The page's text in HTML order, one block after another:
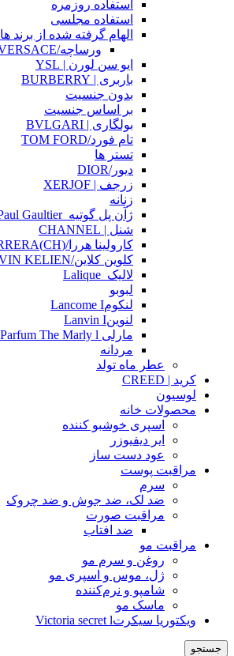
استفاده روزمره
استفاده مجلسی
الهام گرفته شده از برند ها
ورساچه/VERSACE
ایو سن لورن | YSL
باربری | BURBERRY
بدون جنسیت
بر اساس جنسیت
بولگاری | BVLGARI
تام فورد/TOM FORD
تستر ها
دیور/DIOR
زرجف | XERJOF
زنانه
ژآن پل گوتیه_Jean Paul Gaultier
شنل | CHANNEL
کارولینا هررا/(CH)CAROLINA HERRERA
کلوین کلاین/CALVIN KELIEN
لالیک_Lalique
لبوبو
لنکومLancome I
لنوینLanvin I
مارلی Parfum The Marly l
مردانه
عطر ماه تولد
کرید | CREED
لوسیون
محصولات خانه
اسپری خوشبو کننده
ایر دیفیوزر
عود دست ساز
مراقبت پوست
سرم
ضد لک، ضد جوش و ضد چروک
مراقبت صورت
ضد افتاب
مراقبت مو
روغن و سرم مو
ژل، موس و اسپری مو
شامپو و نرم‌کننده
ماسک مو
ویکتوریا سیکرتVictoria secret l
جستجو